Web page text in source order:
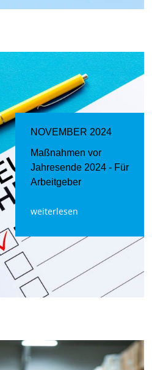
NOVEMBER 2024
Maßnahmen vor
Jahresende 2024 - Für
Arbeitgeber
weiterlesen